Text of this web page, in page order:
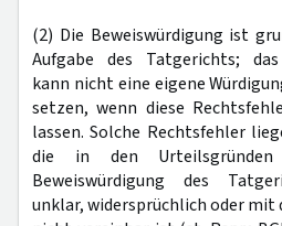
(2) Die Beweiswürdigung ist
Aufgabe des Tatgerichts;
kann nicht eine eigene
setzen, wenn diese
lassen. Solche Rechtsfehler
die in den Urteilsgründen
Beweiswürdigung des
unklar, widersprüchlich oder mit